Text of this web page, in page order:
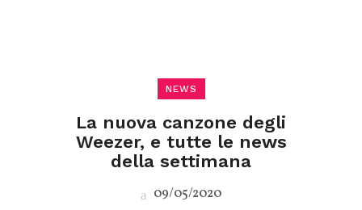
NEWS
La nuova canzone degli
Weezer, e tutte le news
della settimana
09/05/2020